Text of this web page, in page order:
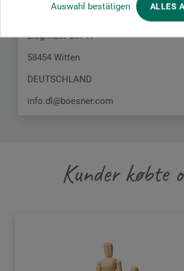
Auswahl bestätigen ALLES
boesner GmbH distribution + logistics
Liegnitzer Str. 17
58454 Witten
DEUTSCHLAND
info.dl@boesner.com
Kunder købte